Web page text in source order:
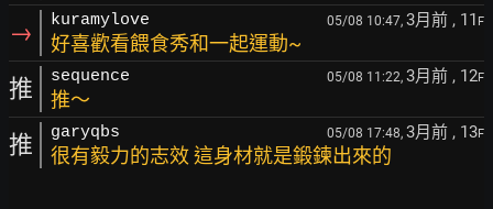
→ kuramylove 05/08 10:47, 3月前 , 11 F
好喜歡看餵食秀和一起運動~
推 sequence 05/08 11:22, 3月前 , 12F
推～
推 garyqbs 05/08 17:48, 3月前 , 13F
很有毅力的志效 這身材就是鍛鍊出來的